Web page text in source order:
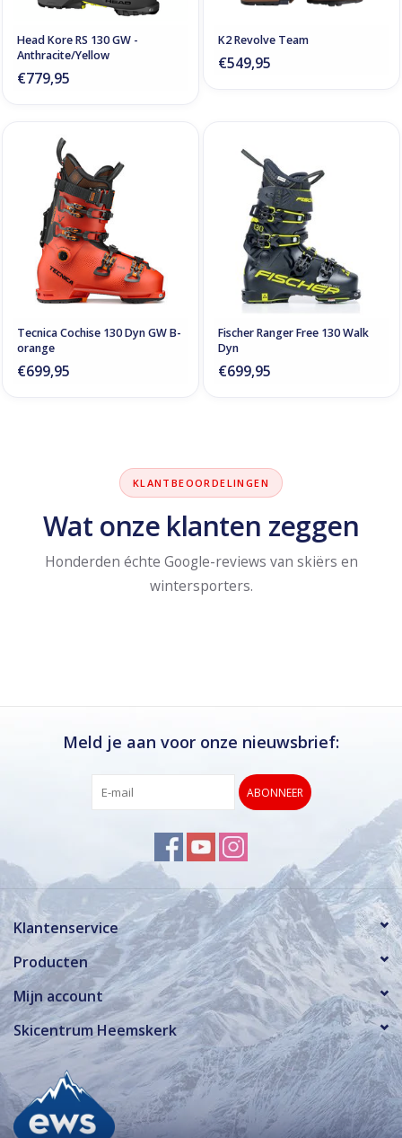
Head Kore RS 130 GW -
Anthracite/Yellow
€779,95
K2 Revolve Team
€549,95
Tecnica Cochise 130 Dyn GW B-
orange
€699,95
Fischer Ranger Free 130 Walk
Dyn
€699,95
KLANTBEOORDELINGEN
Wat onze klanten zeggen
Honderden échte Google-reviews van skiërs en
wintersporters.
Meld je aan voor onze nieuwsbrief:
ABONNEER
Klantenservice
Producten
Mijn account
Skicentrum Heemskerk